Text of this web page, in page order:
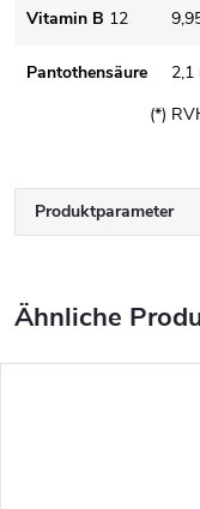
Vitamin B 12
Pantothensäure 2,1
(*)
Produktparameter